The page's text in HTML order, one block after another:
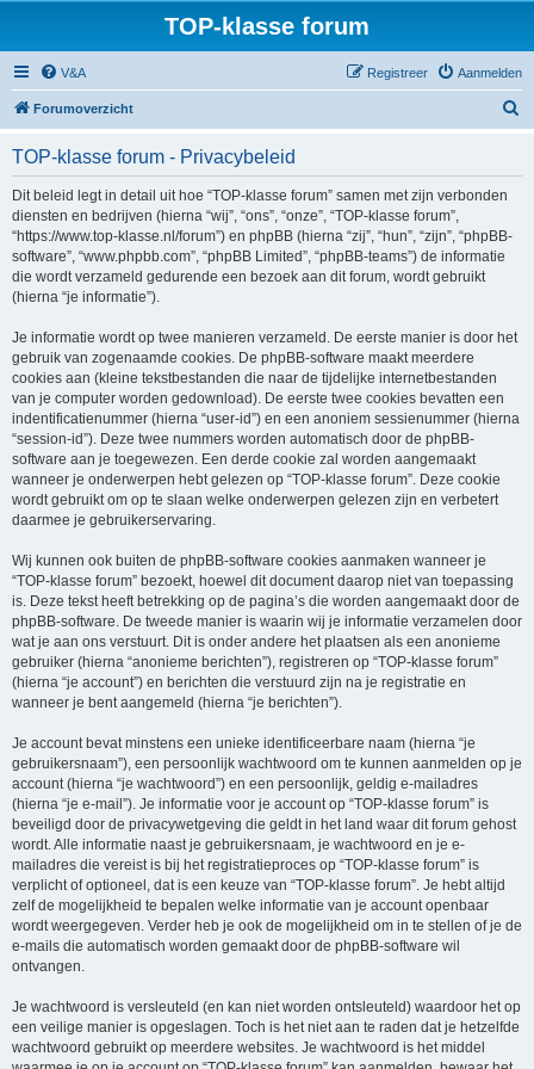
TOP-klasse forum
V&A Aanmelden
Registreer
Forumoverzicht
TOP-klasse forum - Privacybeleid
Dit beleid legt in detail uit hoe “TOP-klasse forum” samen met zijn verbonden
diensten en bedrijven (hierna “wij”, “ons”, “onze”, “TOP-klasse forum”,
“https://www.top-klasse.nl/forum”) en phpBB (hierna “zij”, “hun”, “zijn”, “phpBB-
software”, “www.phpbb.com”, “phpBB Limited”, “phpBB-teams”) de informatie
die wordt verzameld gedurende een bezoek aan dit forum, wordt gebruikt
(hierna “je informatie”).
Je informatie wordt op twee manieren verzameld. De eerste manier is door het
gebruik van zogenaamde cookies. De phpBB-software maakt meerdere
cookies aan (kleine tekstbestanden die naar de tijdelijke internetbestanden
van je computer worden gedownload). De eerste twee cookies bevatten een
indentificatienummer (hierna “user-id”) en een anoniem sessienummer (hierna
“session-id”). Deze twee nummers worden automatisch door de phpBB-
software aan je toegewezen. Een derde cookie zal worden aangemaakt
wanneer je onderwerpen hebt gelezen op “TOP-klasse forum”. Deze cookie
wordt gebruikt om op te slaan welke onderwerpen gelezen zijn en verbetert
daarmee je gebruikerservaring.
Wij kunnen ook buiten de phpBB-software cookies aanmaken wanneer je
“TOP-klasse forum” bezoekt, hoewel dit document daarop niet van toepassing
is. Deze tekst heeft betrekking op de pagina’s die worden aangemaakt door de
phpBB-software. De tweede manier is waarin wij je informatie verzamelen door
wat je aan ons verstuurt. Dit is onder andere het plaatsen als een anonieme
gebruiker (hierna “anonieme berichten”), registreren op “TOP-klasse forum”
(hierna “je account”) en berichten die verstuurd zijn na je registratie en
wanneer je bent aangemeld (hierna “je berichten”).
Je account bevat minstens een unieke identificeerbare naam (hierna “je
gebruikersnaam”), een persoonlijk wachtwoord om te kunnen aanmelden op je
account (hierna “je wachtwoord”) en een persoonlijk, geldig e-mailadres
(hierna “je e-mail”). Je informatie voor je account op “TOP-klasse forum” is
beveiligd door de privacywetgeving die geldt in het land waar dit forum gehost
wordt. Alle informatie naast je gebruikersnaam, je wachtwoord en je e-
mailadres die vereist is bij het registratieproces op “TOP-klasse forum” is
verplicht of optioneel, dat is een keuze van “TOP-klasse forum”. Je hebt altijd
zelf de mogelijkheid te bepalen welke informatie van je account openbaar
wordt weergegeven. Verder heb je ook de mogelijkheid om in te stellen of je de
e-mails die automatisch worden gemaakt door de phpBB-software wil
ontvangen.
Je wachtwoord is versleuteld (en kan niet worden ontsleuteld) waardoor het op
een veilige manier is opgeslagen. Toch is het niet aan te raden dat je hetzelfde
wachtwoord gebruikt op meerdere websites. Je wachtwoord is het middel